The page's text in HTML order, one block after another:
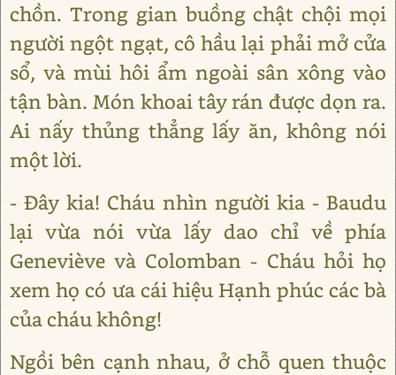
chồn. Trong gian buồng chật chội mọi
người ngột ngạt, cô hầu lại phải mở cửa
sổ, và mùi hôi ẩm ngoài sân xông vào
tận bàn. Món khoai tây rán được dọn ra.
Ai nấy thủng thẳng lấy ăn, không nói
một lời.
- Đây kia! Cháu nhìn người kia - Baudu
lại vừa nói vừa lấy dao chỉ về phía
Geneviève và Colomban - Cháu hỏi họ
xem họ có ưa cái hiệu Hạnh phúc các bà
của cháu không!
Ngồi bên cạnh nhau, ở chỗ quen thuộc